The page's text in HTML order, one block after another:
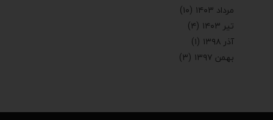
مرداد ۱۴۰۳
(۱۰)
تیر ۱۴۰۳
(۴)
آذر ۱۳۹۸
(۱)
بهمن ۱۳۹۷
(۳)